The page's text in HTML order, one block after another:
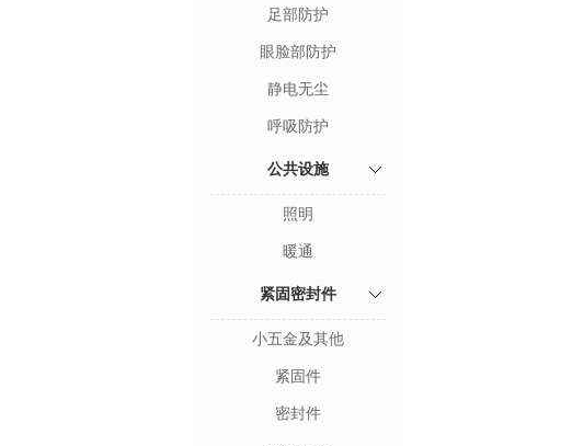
足部防护
眼脸部防护
静电无尘
呼吸防护
公共设施
照明
暖通
紧固密封件
小五金及其他
紧固件
密封件